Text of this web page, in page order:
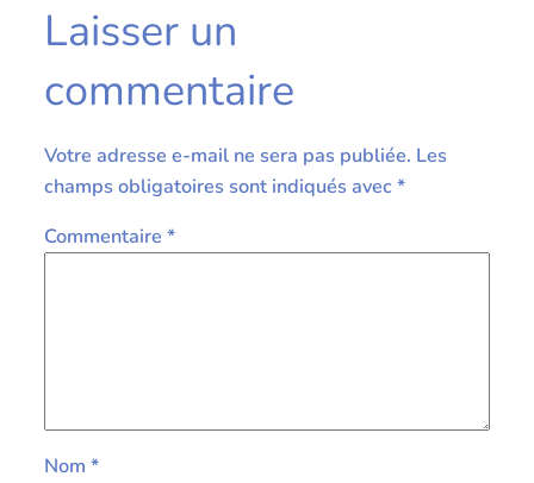
Laisser un
commentaire
Votre adresse e-mail ne sera pas publiée. Les
champs obligatoires sont indiqués avec*
Commentaire *
Nom *